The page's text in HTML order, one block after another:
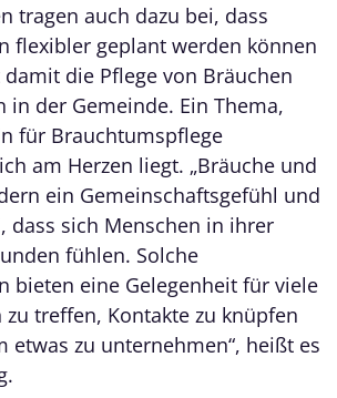
tragen auch dazu bei, dass
flexibler geplant werden können
die Pflege von Bräuchen
in der Gemeinde. Ein Thema,
für Brauchtumspflege
am Herzen liegt. „Bräuche und
ein Gemeinschaftsgefühl und
dass sich Menschen in ihrer
fühlen. Solche
bieten eine Gelegenheit für viele
zu treffen, Kontakte zu knüpfen
etwas zu unternehmen“, heißt es